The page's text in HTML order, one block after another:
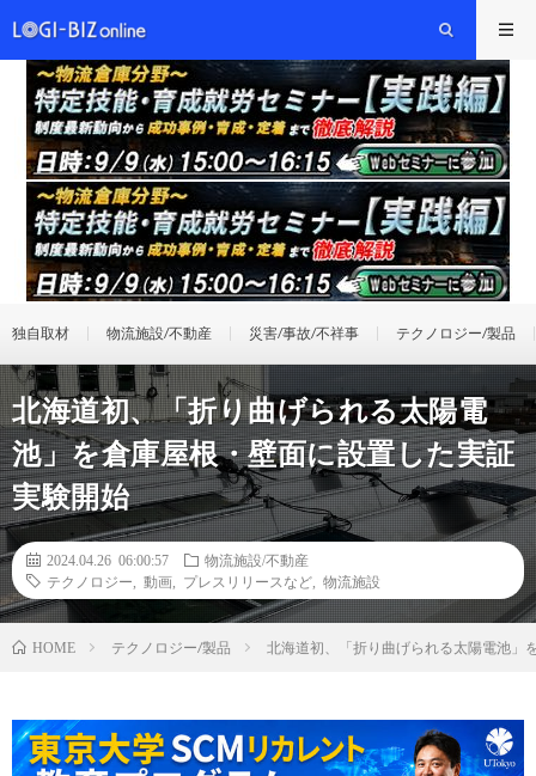
独自取材 物流施設/不動産 災害/事故/不祥事 テクノロジー/製品
北海道初、「折り曲げられる太陽電
池」を倉庫屋根・壁面に設置した実証
実験開始
2024.04.26 06:00:57
物流施設/不動産
テクノロジー
動画 プレスリリースなど 物流施設
HOME テクノロジー/製品 北海道初、「折り曲げられる太陽電池」